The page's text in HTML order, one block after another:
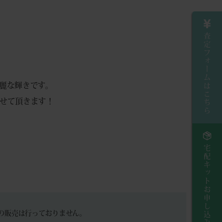
な輝きです。
て頂きます！
売は行っておりません。
査定フォームはこちら
宅配キットお申し込み